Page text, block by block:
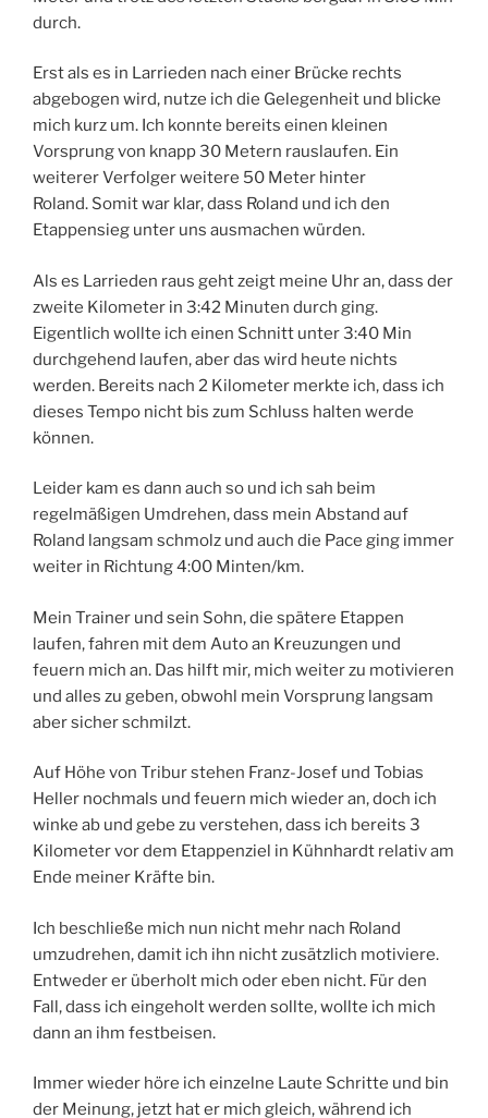
durch.
Erst als es in Larrieden nach einer Brücke rechts
abgebogen wird, nutze ich die Gelegenheit und blicke
mich kurz um. Ich konnte bereits einen kleinen
Vorsprung von knapp 30 Metern rauslaufen. Ein
weiterer Verfolger weitere 50 Meter hinter
Roland. Somit war klar, dass Roland und ich den
Etappensieg unter uns ausmachen würden.
Als es Larrieden raus geht zeigt meine Uhr an, dass der
zweite Kilometer in 3:42 Minuten durch ging.
Eigentlich wollte ich einen Schnitt unter 3:40 Min
durchgehend laufen, aber das wird heute nichts
werden. Bereits nach 2 Kilometer merkte ich, dass ich
dieses Tempo nicht bis zum Schluss halten werde
können.
Leider kam es dann auch so und ich sah beim
regelmäßigen Umdrehen, dass mein Abstand auf
Roland langsam schmolz und auch die Pace ging immer
weiter in Richtung 4:00 Minten/km.
Mein Trainer und sein Sohn, die spätere Etappen
laufen, fahren mit dem Auto an Kreuzungen und
feuern mich an. Das hilft mir, mich weiter zu motivieren
und alles zu geben, obwohl mein Vorsprung langsam
aber sicher schmilzt.
Auf Höhe von Tribur stehen Franz-Josef und Tobias
Heller nochmals und feuern mich wieder an, doch ich
winke ab und gebe zu verstehen, dass ich bereits 3
Kilometer vor dem Etappenziel in Kühnhardt relativ am
Ende meiner Kräfte bin.
Ich beschließe mich nun nicht mehr nach Roland
umzudrehen, damit ich ihn nicht zusätzlich motiviere.
Entweder er überholt mich oder eben nicht. Für den
Fall, dass ich eingeholt werden sollte, wollte ich mich
dann an ihm festbeisen.
Immer wieder höre ich einzelne Laute Schritte und bin
der Meinung, jetzt hat er mich gleich, während ich